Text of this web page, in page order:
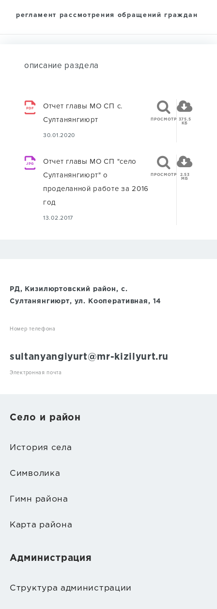
регламент рассмотрения обращений граждан
описание раздела
PDF
Отчет главы МО СП с.
Султанянгиюрт
30.01.2020
ПРОСМОТР
375.5
КБ
JPG
Отчет главы МО СП "село
Султанянгиюрт" о
проделанной работе за 2016
год
13.02.2017
ПРОСМОТР
2.53
МБ
РД, Кизилюртовский район, с.
Султанянгиюрт, ул. Кооперативная, 14
Номер телефона
sultanyangiyurt@mr-kizilyurt.ru
Электронная почта
Село и район
История села
Символика
Гимн района
Карта района
Администрация
Структура администрации